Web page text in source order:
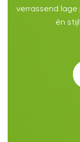
verrassend
én